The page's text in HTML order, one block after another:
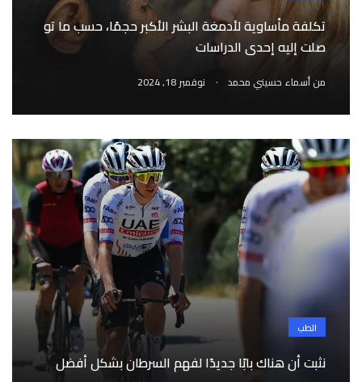
تكلفة مأساوية لأدمغة البشر الأكبر حجمًا، حسب ما تو
صلت إليه إحدى الدراسات
منأسماء حسيني محمد . نوفمبر 18, 2024
الطب
نثبت أن هناك بابًا جديدًا لفهم السرطان بشكل أفضل